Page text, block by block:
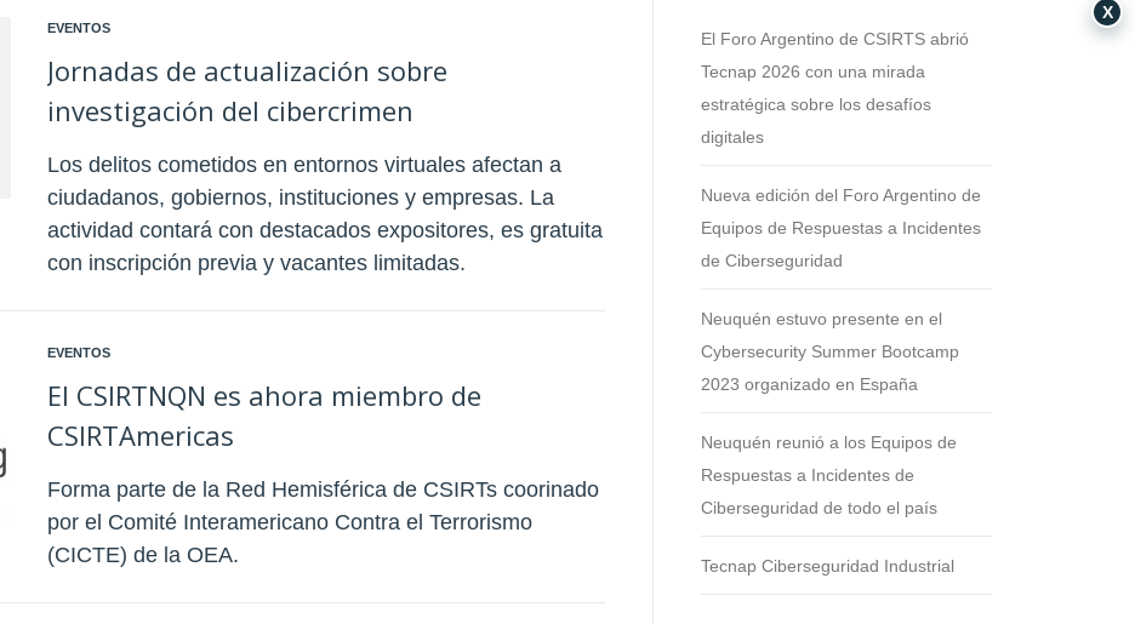
EVENTOS
Jornadas de actualización sobre
investigación del cibercrimen
Los delitos cometidos en entornos virtuales afectan a
ciudadanos, gobiernos, instituciones y empresas. La
actividad contará con destacados expositores, es gratuita
con inscripción previa y vacantes limitadas.
EVENTOS
El CSIRTNQN es ahora miembro de
CSIRTAmericas
Forma parte de la Red Hemisférica de CSIRTs coorinado
por el Comité Interamericano Contra el Terrorismo
(CICTE) de la OEA.
El Foro Argentino de CSIRTS abrió
Tecnap 2026 con una mirada
estratégica sobre los desafíos
digitales
Nueva edición del Foro Argentino de
Equipos de Respuestas a Incidentes
de Ciberseguridad
Neuquén estuvo presente en el
Cybersecurity Summer Bootcamp
2023 organizado en España
Neuquén reunió a los Equipos de
Respuestas a Incidentes de
Ciberseguridad de todo el país
Tecnap Ciberseguridad Industrial
X